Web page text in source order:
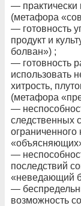
— практически
(метафора
— готовность
продукт и
болван») ;
— готовность
использовать
хитрость,
(метафора
—
следственных
—
последствий
«неведающий
—
возможность